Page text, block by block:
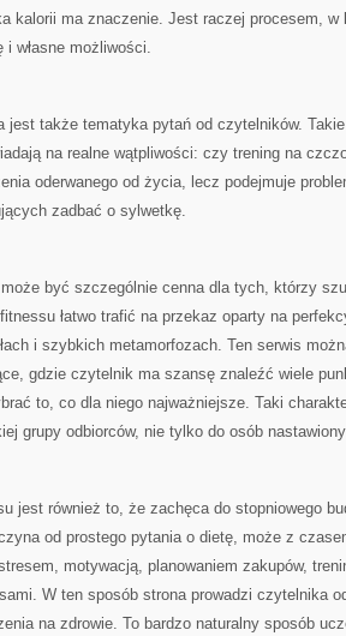
kalorii ma znaczenie. Jest raczej procesem, w
i własne możliwości.
jest także tematyka pytań od czytelników.
na realne wątpliwości: czy trening na
oderwanego od życia, lecz podejmuje
zadbać o sylwetkę.
być szczególnie cenna dla tych, którzy
łatwo trafić na przekaz oparty na
i szybkich metamorfozach. Ten serwis
gdzie czytelnik ma szansę znaleźć wiele
to, co dla niego najważniejsze. Taki
grupy odbiorców, nie tylko do osób
jest również to, że zachęca do stopniowego
od prostego pytania o dietę, może z
motywacją, planowaniem zakupów,
W ten sposób strona prowadzi czytelnika
na zdrowie. To bardzo naturalny sposób